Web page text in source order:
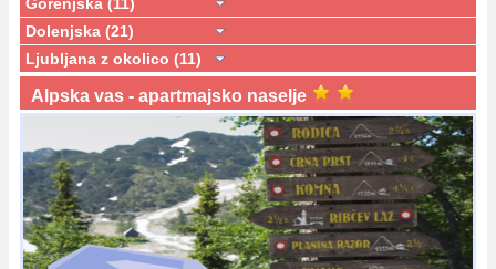
Dolenjska (21)
Ljubljana z okolico (11)
Alpska vas - apartmajsko naselje